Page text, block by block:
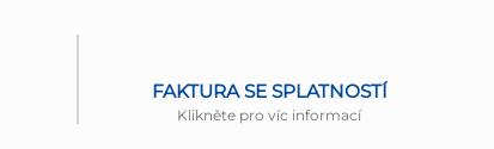
FAKTURA SE SPLATNOSTÍ
Klikněte pro víc informací